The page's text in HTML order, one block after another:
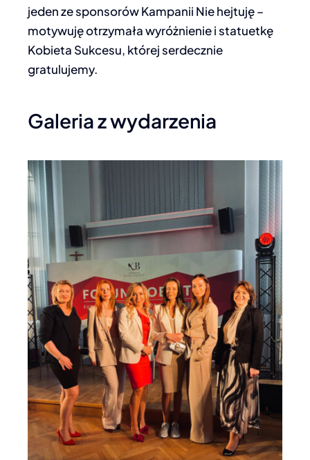
jeden ze sponsorów Kampanii Nie hejtuję –
motywuję otrzymała wyróżnienie i statuetkę
Kobieta Sukcesu, której serdecznie
gratulujemy.
Galeria z wydarzenia